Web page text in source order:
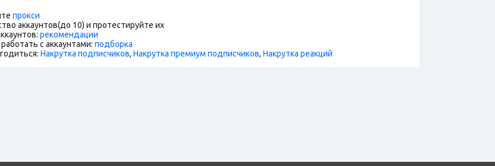
прокси
аккаунтов(до 10) и протестируйте их
рекомендации
с аккаунтами: подборка
Накрутка подписчиков, Накрутка премиум подписчиков, Накрутка реакций